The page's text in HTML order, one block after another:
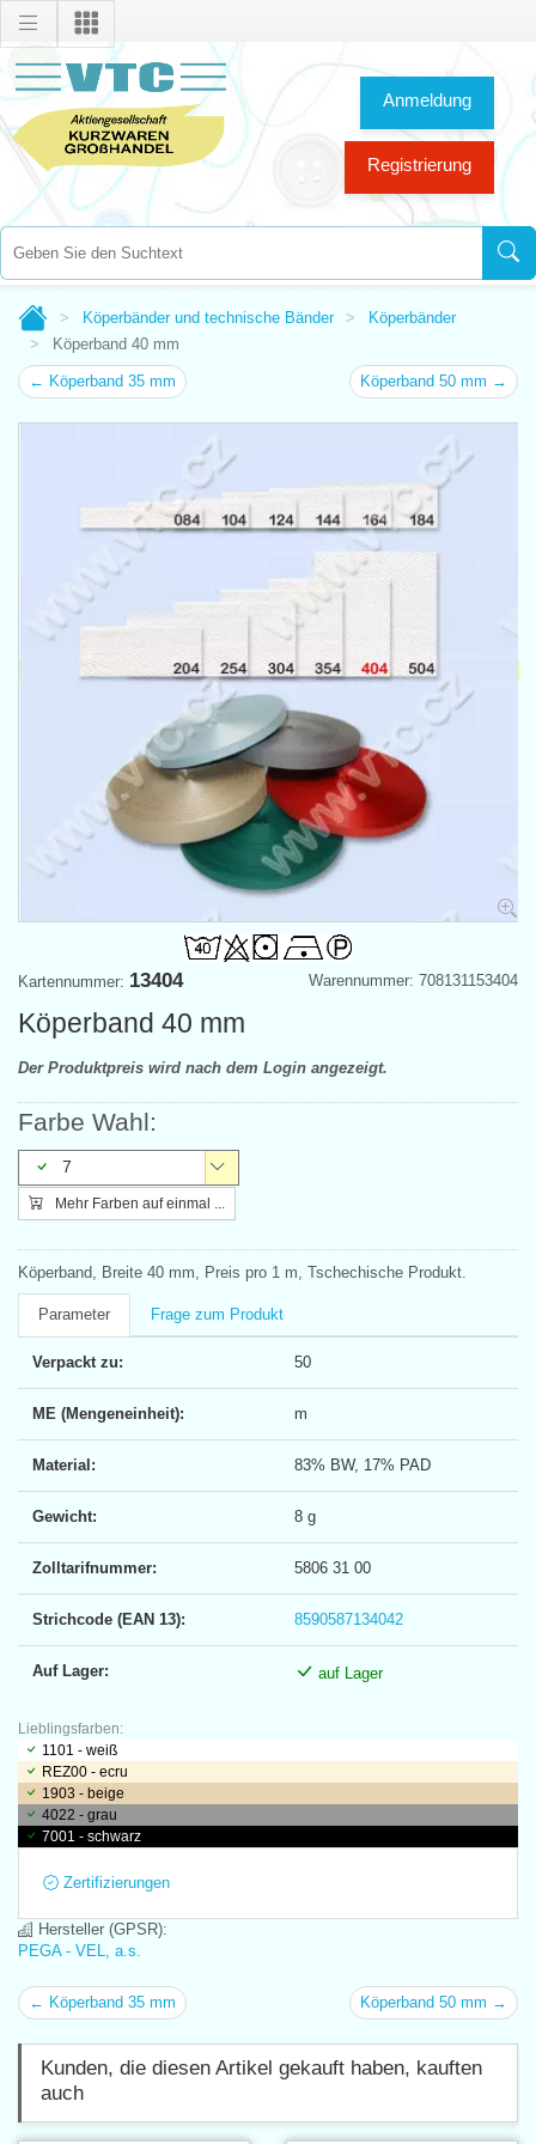
Anmeldung
Registrierung
Köperbänder und technische Bänder
Köperbänder
Köperband 40 mm
← Köperband 35 mm Köperband 50 mm →
Warennummer: 708131153404
Kartennummer: 13404
Köperband 40 mm
Der Produktpreis wird nach dem Login angezeigt.
Farbe Wahl:
7
Mehr Farben auf einmal ...
Köperband, Breite 40 mm, Preis pro 1 m, Tschechische Produkt.
Parameter Frage zum Produkt
Verpackt zu: 50
ME (Mengeneinheit): m
Material: 83% BW, 17% PAD
Gewicht: 8 g
Zolltarifnummer: 5806 31 00
Strichcode (EAN 13): 8590587134042
Auf Lager: auf Lager
Lieblingsfarben:
1101 - weiß
REZ00 - ecru
1903 - beige
4022 - grau
7001 - schwarz
Zertifizierungen
Hersteller (GPSR):
PEGA - VEL, a.s.
← Köperband 35 mm Köperband 50 mm →
Kunden, die diesen Artikel gekauft haben, kauften
auch